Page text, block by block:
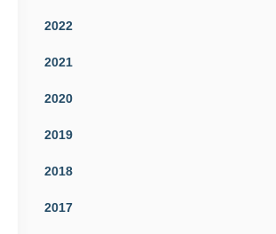
2022
2021
2020
2019
2018
2017